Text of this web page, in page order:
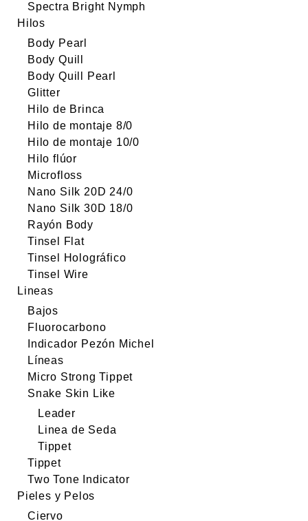
Spectra Bright Nymph
Hilos
Body Pearl
Body Quill
Body Quill Pearl
Glitter
Hilo de Brinca
Hilo de montaje 8/0
Hilo de montaje 10/0
Hilo flúor
Microfloss
Nano Silk 20D 24/0
Nano Silk 30D 18/0
Rayón Body
Tinsel Flat
Tinsel Holográfico
Tinsel Wire
Lineas
Bajos
Fluorocarbono
Indicador Pezón Michel
Líneas
Micro Strong Tippet
Snake Skin Like
Leader
Linea de Seda
Tippet
Tippet
Two Tone Indicator
Pieles y Pelos
Ciervo